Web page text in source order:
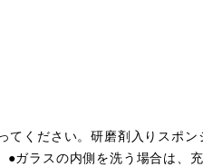
ください。研磨剤入りスポン
ガラスの内側を洗う場合は、